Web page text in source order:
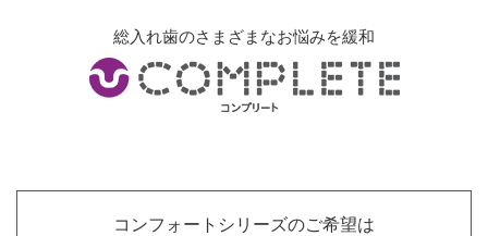
総入れ歯のさまざまなお悩みを緩和
コンフォートシリーズのご希望は